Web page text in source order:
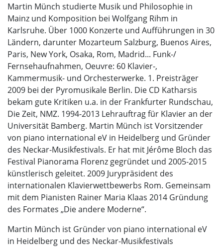
Martin Münch studierte Musik und Philosophie in
Mainz und Komposition bei Wolfgang Rihm in
Karlsruhe. Über 1000 Konzerte und Aufführungen in 30
Ländern, darunter Mozarteum Salzburg, Buenos Aires,
Paris, New York, Osaka, Rom, Madrid... Funk-/
Fernsehaufnahmen, Oeuvre: 60 Klavier-,
Kammermusik- und Orchesterwerke. 1. Preisträger
2009 bei der Pyromusikale Berlin. Die CD Katharsis
bekam gute Kritiken u.a. in der Frankfurter Rundschau,
Die Zeit, NMZ. 1994-2013 Lehrauftrag für Klavier an der
Universität Bamberg. Martin Münch ist Vorsitzender
von piano international eV in Heidelberg und Gründer
des Neckar-Musikfestivals. Er hat mit Jérôme Bloch das
Festival Pianorama Florenz gegründet und 2005-2015
künstlerisch geleitet. 2009 Jurypräsident des
internationalen Klavierwettbewerbs Rom. Gemeinsam
mit dem Pianisten Rainer Maria Klaas 2014 Gründung
des Formates „Die andere Moderne“.
Martin Münch ist Gründer von piano international eV
in Heidelberg und des Neckar-Musikfestivals